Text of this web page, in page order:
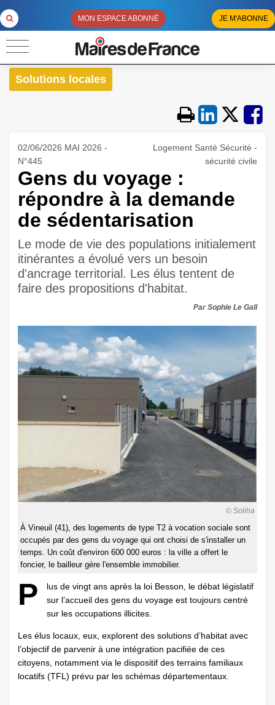
MON ESPACE ABONNÉ JE M'ABONNE
Solutions locales
02/06/2026 MAI 2026 -
N°445
Logement Santé Sécurité -
sécurité civile
Gens du voyage :
répondre à la demande
de sédentarisation
Le mode de vie des populations initialement
itinérantes a évolué vers un besoin
d'ancrage territorial. Les élus tentent de
faire des propositions d'habitat.
Par Sophie Le Gall
© Soliha
À Vineuil (41), des logements de type T2 à vocation sociale sont
occupés par des gens du voyage qui ont choisi de s'installer un
temps. Un coût d'environ 600 000 euros : la ville a offert le
foncier, le bailleur gère l'ensemble immobilier.
P
lus de vingt ans après la loi Besson, le débat législatif
sur l’accueil des gens du voyage est toujours centré
sur les occupations illicites.
Les élus locaux, eux, explorent des solutions d’habitat avec
l’objectif de parvenir à une intégration pacifiée de ces
citoyens, notamment via le dispositif des terrains familiaux
locatifs (TFL) prévu par les schémas départementaux.